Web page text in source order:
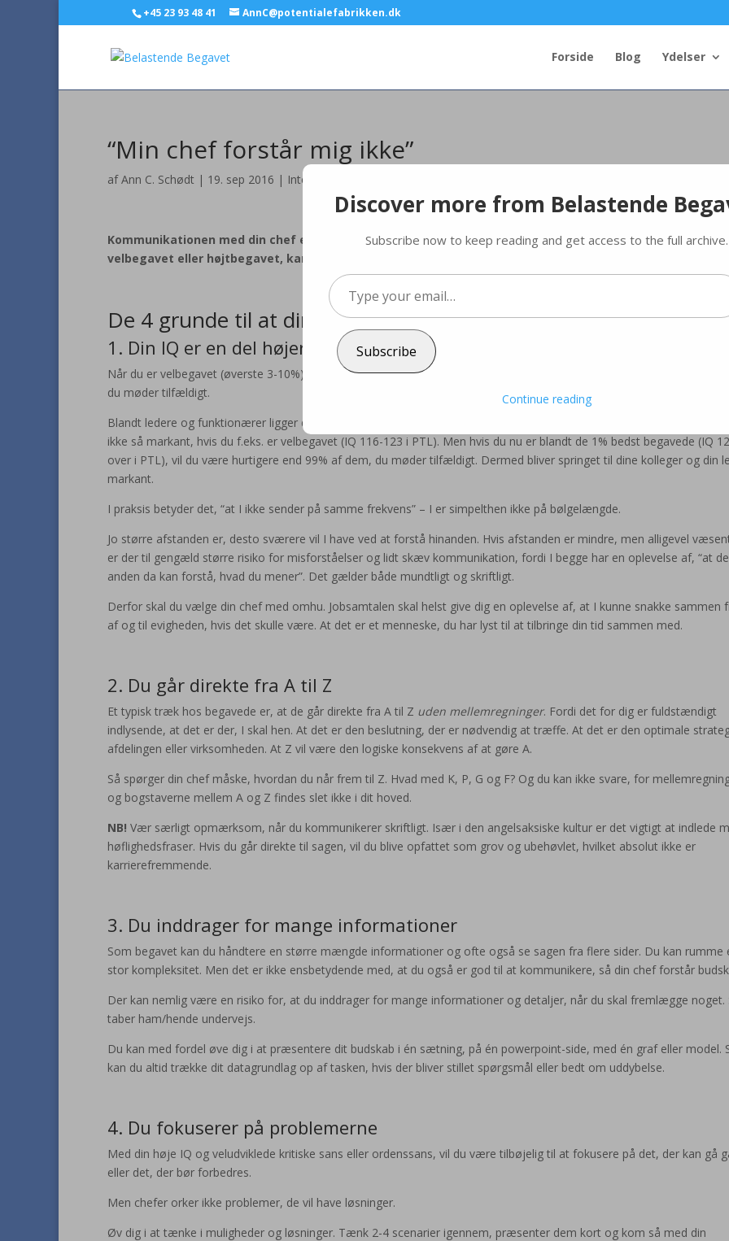
+45 23 93 48 41 AnnC@potentialefabrikken.dk
Forside Blog Ydelser
“Min chef forstår mig ikke”
afAnn C. Schødt | 19. sep 2016 | Intelligent
Kommunikationen med din chef er afgørende for både din trivsel og dine karrieremuligheder, men når
velbegavet eller højtbegavet, kan det ofte være en stor udfordring.
De 4 grunde til at din chef ikke forstår dig
1. Din IQ er en del højere
Når du er velbegavet (øverste 3-10%) eller højtbegavet (øverste 2%), er du faktuelt mere intelligent end mindst 90%
du møder tilfældigt.
Blandt ledere og funktionærer ligger den gennemsnitlige IQ i den øvre ende af normalområdet (IQ 112 i
ikke så markant, hvis du f.eks. er velbegavet (IQ 116-123 i PTL). Men hvis du nu er blandt de 1% bedst begavede (IQ
over i PTL), vil du være hurtigere end 99% af dem, du møder tilfældigt. Dermed bliver springet til dine kolleger og din
markant.
I praksis betyder det, “at I ikke sender på samme frekvens” – I er simpelthen ikke på bølgelængde.
Jo større afstanden er, desto sværere vil I have ved at forstå hinanden. Hvis afstanden er mindre, men alligevel
er der til gengæld større risiko for misforståelser og lidt skæv kommunikation, fordi I begge har en oplevelse af, “at
anden da kan forstå, hvad du mener”. Det gælder både mundtligt og skriftligt.
Derfor skal du vælge din chef med omhu. Jobsamtalen skal helst give dig en oplevelse af, at I kunne snakke sammen
af og til evigheden, hvis det skulle være. At det er et menneske, du har lyst til at tilbringe din tid sammen med.
2. Du går direkte fra A til Z
Et typisk træk hos begavede er, at de går direkte fra A til Z uden mellemregninger. Fordi det for dig er fuldstændigt
indlysende, at det er der, I skal hen. At det er den beslutning, der er nødvendig at træffe. At det er den optimale
afdelingen eller virksomheden. At Z vil være den logiske konsekvens af at gøre A.
Så spørger din chef måske, hvordan du når frem til Z. Hvad med K, P, G og F? Og du kan ikke svare, for
og bogstaverne mellem A og Z findes slet ikke i dit hoved.
NB! Vær særligt opmærksom, når du kommunikerer skriftligt. Især i den angelsaksiske kultur er det vigtigt at indlede
høflighedsfraser. Hvis du går direkte til sagen, vil du blive opfattet som grov og ubehøvlet, hvilket absolut ikke er
karrierefremmende.
3. Du inddrager for mange informationer
Som begavet kan du håndtere en større mængde informationer og ofte også se sagen fra flere sider. Du kan rumme
stor kompleksitet. Men det er ikke ensbetydende med, at du også er god til at kommunikere, så din chef forstår
Der kan nemlig være en risiko for, at du inddrager for mange informationer og detaljer, når du skal fremlægge noget.
taber ham/hende undervejs.
Du kan med fordel øve dig i at præsentere dit budskab i én sætning, på én powerpoint-side, med én graf eller model.
kan du altid trække dit datagrundlag op af tasken, hvis der bliver stillet spørgsmål eller bedt om uddybelse.
4. Du fokuserer på problemerne
Med din høje IQ og veludviklede kritiske sans eller ordenssans, vil du være tilbøjelig til at fokusere på det, der kan gå
eller det, der bør forbedres.
Men chefer orker ikke problemer, de vil have løsninger.
Øv dig i at tænke i muligheder og løsninger. Tænk 2-4 scenarier igennem, præsenter dem kort og kom så med din
Discover more from Belastende
Subscribe now to keep reading and get access to the full archive.
Type
your
email…
Subscribe
Continue reading